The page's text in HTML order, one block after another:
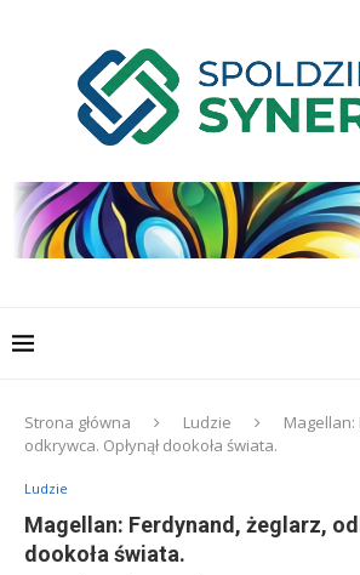
Strona główna Ludzie
odkrywca. Opłynął dookoła świata.
Ludzie
Magellan: Ferdynand, żeglarz,
dookoła świata.